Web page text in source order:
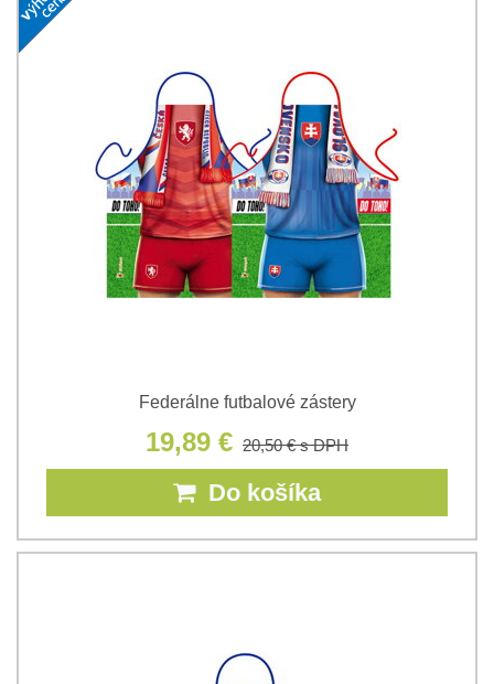
Federálne futbalové zástery
19,89 € 20,50 €s DPH
Do košíka